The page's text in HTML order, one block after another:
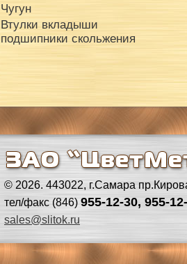
Чугун
Втулки вкладыши
подшипники скольжения
© 2026. 443022, г.Самара
тел/факс (846) 955-12-30, 955-
sales@slitok.ru